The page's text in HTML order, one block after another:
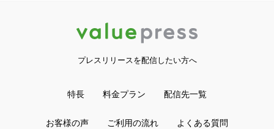
プレスリリースを配信したい方へ
特長 料金プラン 配信先一覧
お客様の声 ご利用の流れ よくある質問